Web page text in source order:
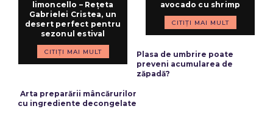
limoncello – Rețeta
Gabrielei Cristea, un
desert perfect pentru
sezonul estival
CITIȚI MAI MULT
avocado cu shrimp
CITIȚI MAI MULT
Plasa de umbrire poate
preveni acumularea de
zăpadă?
Arta preparării mâncărurilor
cu ingrediente decongelate